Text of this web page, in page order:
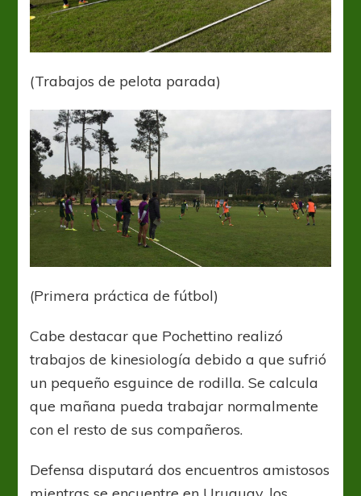
(Trabajos de pelota parada)
(Primera práctica de fútbol)
Cabe destacar que Pochettino realizó
trabajos de kinesiología debido a que sufrió
un pequeño esguince de rodilla. Se calcula
que mañana pueda trabajar normalmente
con el resto de sus compañeros.
Defensa disputará dos encuentros amistosos